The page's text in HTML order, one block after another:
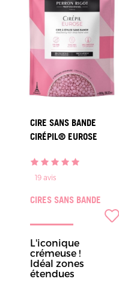
CIRE SANS BANDE
CIRÉPIL® EUROSE
19 avis
CIRES SANS BANDE
L'iconique
crémeuse !
Idéal zones
étendues